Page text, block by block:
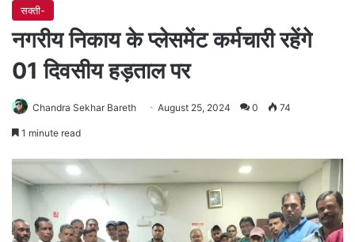
सक्ती-
नगरीय निकाय के प्लेसमेंट कर्मचारी रहेंगे
01 दिवसीय हड़ताल पर
Chandra Sekhar Bareth August 25, 2024 0 74
1 minute read